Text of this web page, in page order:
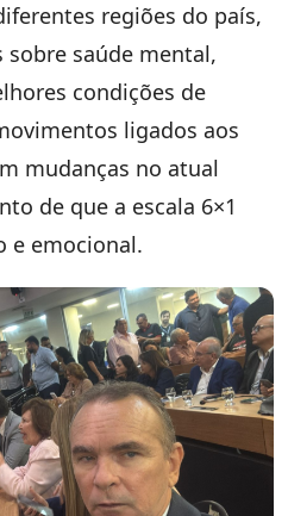
regiões do país,
sobre saúde mental,
condições de
ligados aos
mudanças no atual
de que a escala 6×1
e emocional.